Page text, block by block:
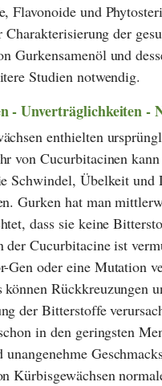
Flavonoide und
Charakterisierung der
Gurkensamenöl und
Studien notwendig.
- Unverträglichkeiten -
enthielten
von Cucurbitacinen
Schwindel, Übelkeit und
Gurken hat man
dass sie keine
der Cucurbitacine ist
Gen oder eine Mutation
Rückkreuzungen
der Bitterstoffe
in den geringsten
unangenehme
Kürbisgewächsen